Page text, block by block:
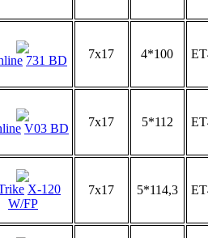
731 BD 7x17 4*100
V03 BD 7x17 5*112
X-120
W/FP
7x17 5*114,3